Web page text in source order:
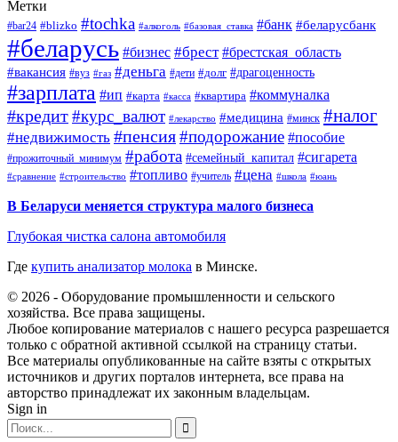
Метки
#bar24 #blizko #tochka #алкоголь #базовая_ставка #банк #беларусбанк
#беларусь #бизнес #брест #брестская_область
#вакансия #вуз #газ #деньга #дети #долг #драгоценность
#зарплата #ип #карта #касса #квартира #коммуналка
#кредит#курс_валют #лекарство #медицина #минск #налог
#недвижимость #пенсия#подорожание #пособие
#прожиточный_минимум #работа #семейный_капитал #сигарета
#сравнение #строительство #топливо #учитель #цена #школа #юань
В Беларуси меняется структура малого бизнеса
Глубокая чистка салона автомобиля
Где купить анализатор молока в Минске.
© 2026 - Оборудование промышленности и сельского
хозяйства. Все права защищены.
Любое копирование материалов с нашего ресурса разрешается
только с обратной активной ссылкой на страницу статьи.
Все материалы опубликованные на сайте взяты с открытых
источников и других порталов интернета, все права на
авторство принадлежат их законным владельцам.
Sign in